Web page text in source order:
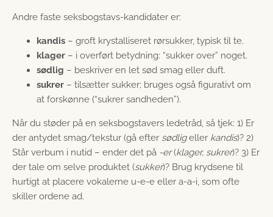
Andre faste seksbogstavs-kandidater er:
kandis – groft krystalliseret rørsukker, typisk til te.
klager – i overført betydning: “sukker over” noget.
sødlig – beskriver en let sød smag eller duft.
sukrer – tilsætter sukker; bruges også figurativt om
at forskønne (“sukrer sandheden”).
Når du støder på en seksbogstavers ledetråd, så tjek: 1) Er
der antydet smag/tekstur (gå efter sødligeller kandis)? 2)
Står verbum i nutid – ender det på -er(klager, suk­rer)? 3) Er
der tale om selve produktet (sukker)? Brug krydsene til
hurtigt at placere vokalerne u-e-e eller a-a-i, som ofte
skiller ordene ad.